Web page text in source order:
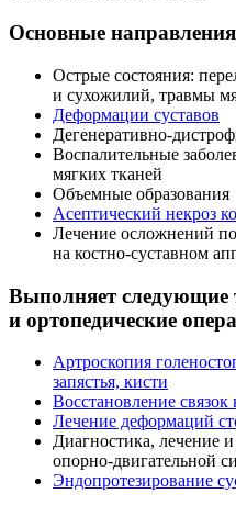
Основные направления
Острые состояния:
и сухожилий, травмы
Деформации суставов
Дегенеративно-
Воспалительные
мягких тканей
Объемные образования
Асептический некроз
Лечение осложнений
на костно-суставном
Выполняет следующие
и ортопедические
Артроскопия
запястья, кисти
Восстановление связок
Лечение деформаций
Диагностика, лечение
опорно-двигательной
Эндопротезирование